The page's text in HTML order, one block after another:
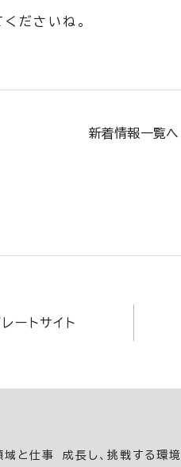
ださいね。
新着情報一覧へ
ートサイト
域と仕事 成長し、挑戦する環境